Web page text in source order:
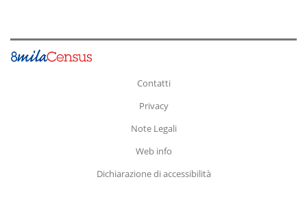
Contatti
Privacy
Note Legali
Web info
Dichiarazione di accessibilità